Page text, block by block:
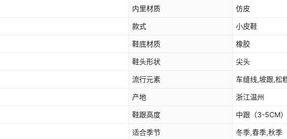
内里材质 仿皮
款式 小皮鞋
鞋底材质 橡胶
鞋头形状 尖头
流行元素 车缝线,坡跟,松
产地 浙江温州
鞋跟高度 中跟（3-5CM）
适合季节 冬季,春季,秋季